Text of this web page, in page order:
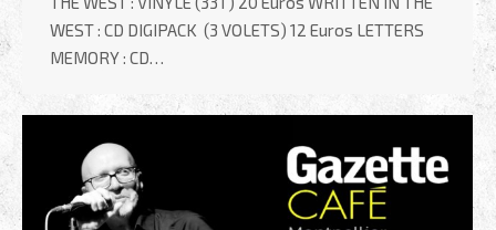
WEST : CD DIGIPACK (3 VOLETS) 12 Euros LETTERS
MEMORY : CD…